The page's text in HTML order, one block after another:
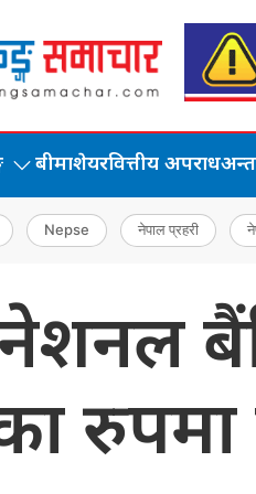
बीमाशेयरवित्तीय अपराध
Nepse नेपाल प्रहरी